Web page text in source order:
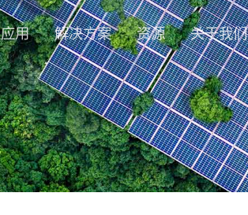
应用 解决方案 资源 关于我们